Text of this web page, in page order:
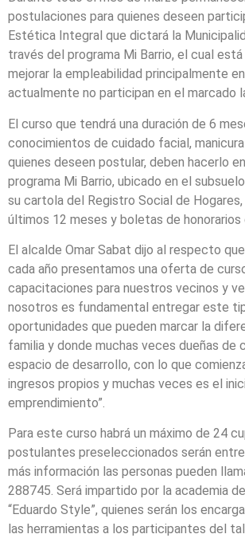
postulaciones para quienes deseen
Estética Integral que dictará la
través del programa Mi Barrio, el cual
mejorar la empleabilidad principalmente
actualmente no participan en el marcado
El curso que tendrá una duración de 6
conocimientos de cuidado facial,
quienes deseen postular, deben hacerlo
programa Mi Barrio, ubicado en el
su cartola del Registro Social de
últimos 12 meses y boletas de honorarios
El alcalde Omar Sabat dijo al respecto
cada año presentamos una oferta de
capacitaciones para nuestros vecinos y
nosotros es fundamental entregar este
oportunidades que pueden marcar la
familia y donde muchas veces dueñas de
espacio de desarrollo, con lo que
ingresos propios y muchas veces es el
emprendimiento”.
Para este curso habrá un máximo de 24
postulantes preseleccionados serán
más información las personas pueden
288745. Será impartido por la academia
“Eduardo Style”, quienes serán los
las herramientas a los participantes del